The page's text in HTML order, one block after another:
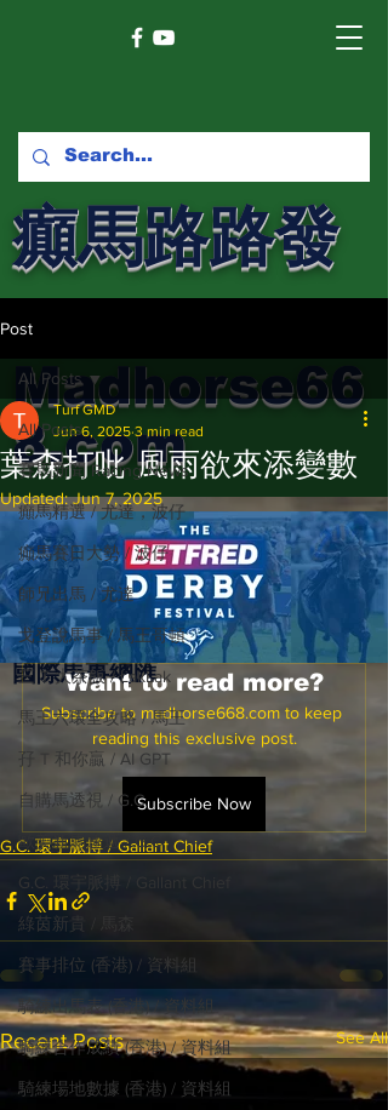
癲馬路路發
馬網
Madhorse66
8.com
國際​馬事總匯
Post
All Posts
賽馬新聞 Racing News
癲馬精選 / 尤達，波仔
癲馬賽日大勢 / 波仔
師兄出馬 / 尤達
戈登說馬事 / 馬王哥頓
三 T 大茶飯 / LakLak
馬王六環全攻略 / 馬王
孖 T 和你贏 / AI GPT
自購馬透視 / G.C.
歐美新馬速遞 / G.C
G.C. 環宇脈搏 / Gallant Chief
綠茵新貴 / 馬森
賽事排位 (香港) / 資料組
騎練出馬表 (香港) / 資料組
騎練合作成績 (香港) / 資料組
騎練場地數據 (香港) / 資料組
All Posts
葉森打吡 風雨欲來添變數
Turf GMD
Jun 6, 2025 3 min read
Updated:Jun 7, 2025
Want to read more?
Subscribe to madhorse668.com to keep
reading this exclusive post.
Subscribe Now
G.C. 環宇脈搏 / Gallant Chief
Recent Posts See All